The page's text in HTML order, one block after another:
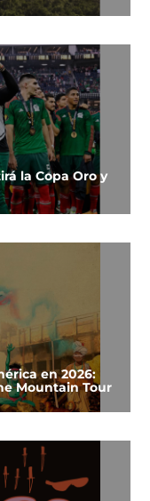
la Copa Oro y
en 2026:
Mountain Tour